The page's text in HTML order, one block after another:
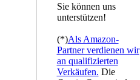
Sie können uns
unterstützen!
(*)Als Amazon-
Partner verdienen wir
an qualifizierten
Verkäufen. Die